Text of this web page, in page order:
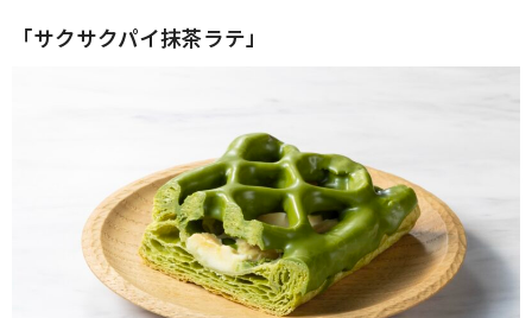
「サクサクパイ抹茶ラテ」